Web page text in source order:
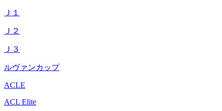
Ｊ１
Ｊ２
Ｊ３
ルヴァンカップ
ACLE
ACL Elite